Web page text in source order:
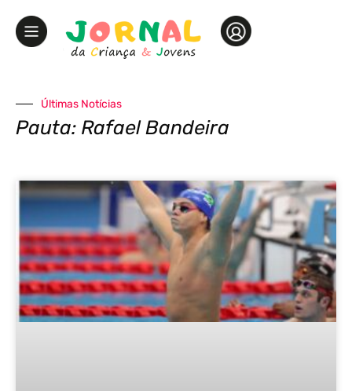
Últimas Notícias
Pauta: Rafael Bandeira